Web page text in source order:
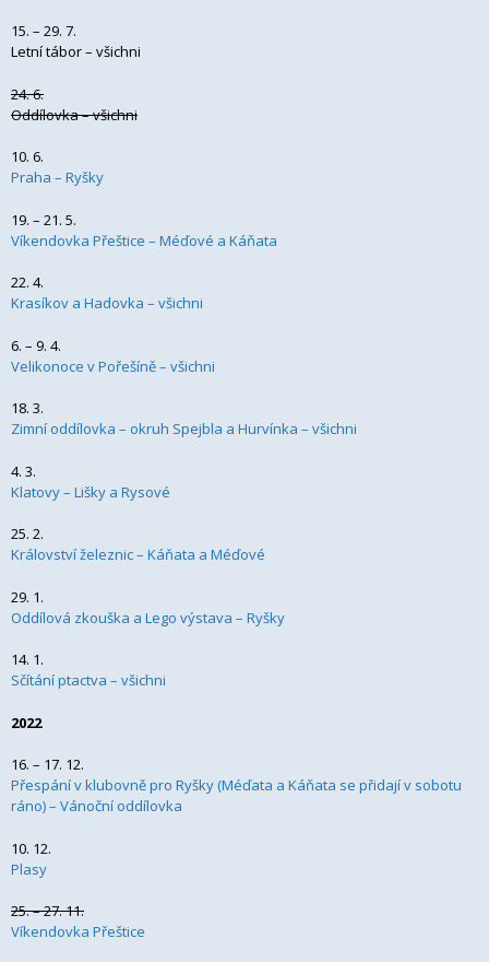
15. – 29. 7.
Letní tábor – všichni
24. 6.
Oddílovka – všichni
10. 6.
Praha – Ryšky
19. – 21. 5.
Víkendovka Přeštice – Méďové a Káňata
22. 4.
Krasíkov a Hadovka – všichni
6. – 9. 4.
Velikonoce v Pořešíně – všichni
18. 3.
Zimní oddílovka – okruh Spejbla a Hurvínka – všichni
4. 3.
Klatovy – Lišky a Rysové
25. 2.
Království železnic – Káňata a Méďové
29. 1.
Oddílová zkouška a Lego výstava – Ryšky
14. 1.
Sčítání ptactva – všichni
2022
16. – 17. 12.
Přespání v klubovně pro Ryšky (Méďata a Káňata se přidají v sobotu
ráno) – Vánoční oddílovka
10. 12.
Plasy
25. – 27. 11.
Víkendovka Přeštice